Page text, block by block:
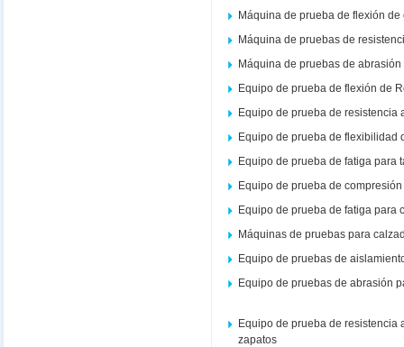
Máquina de prueba de flexión de
Máquina de pruebas de
Máquina de pruebas de
Equipo de prueba de flexión de
Equipo de prueba de resistencia
Equipo de prueba de flexibilidad
Equipo de prueba de fatiga para
Equipo de prueba de
Equipo de prueba de fatiga para
Máquinas de pruebas para
Equipo de pruebas de
Equipo de pruebas de abrasión
Equipo de prueba de resistencia
zapatos